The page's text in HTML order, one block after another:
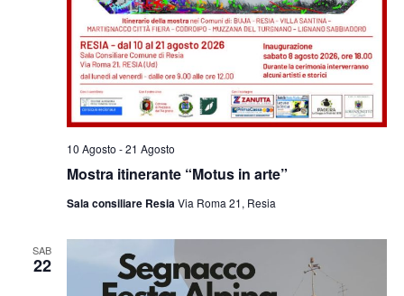
Mostra itinerante “Motus in arte”
10 Agosto -21 Agosto
Sala consiliare ResiaVia Roma 21, Resia
SAB
22